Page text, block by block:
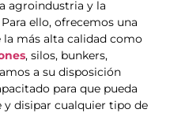
agroindustria y la
ello, ofrecemos una
más alta calidad como
, silos, bunkers,
a su disposición
para que pueda
disipar cualquier tipo de